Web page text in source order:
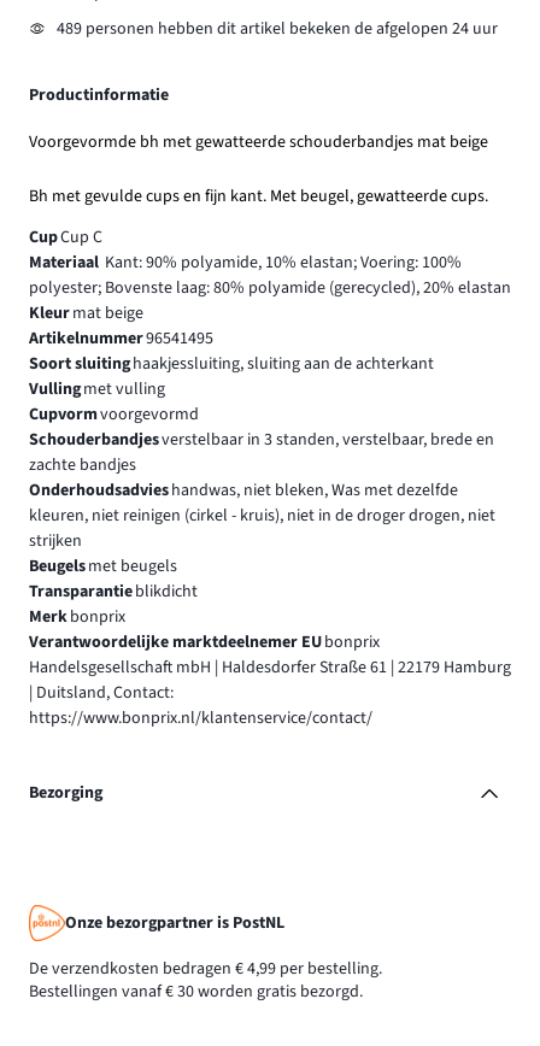
489 personen hebben dit artikel bekeken de afgelopen 24 uur
Productinformatie
Voorgevormde bh met gewatteerde schouderbandjes mat beige
Bh met gevulde cups en fijn kant. Met beugel, gewatteerde cups.
CupCup C
Materiaal Kant: 90% polyamide, 10% elastan; Voering: 100%
polyester; Bovenste laag: 80% polyamide (gerecycled), 20% elastan
Kleurmat beige
Artikelnummer96541495
Soort sluitinghaakjessluiting, sluiting aan de achterkant
Vullingmet vulling
Cupvormvoorgevormd
Schouderbandjesverstelbaar in 3 standen, verstelbaar, brede en
zachte bandjes
Onderhoudsadvieshandwas, niet bleken, Was met dezelfde
kleuren, niet reinigen (cirkel - kruis), niet in de droger drogen, niet
strijken
Beugelsmet beugels
Transparantieblikdicht
Merkbonprix
Verantwoordelijke marktdeelnemer EUbonprix
Handelsgesellschaft mbH | Haldesdorfer Straße 61 | 22179 Hamburg
| Duitsland, Contact:
https://www.bonprix.nl/klantenservice/contact/
Bezorging
Onze bezorgpartner is PostNL
De verzendkosten bedragen € 4,99 per bestelling.
Bestellingen vanaf € 30 worden gratis bezorgd.